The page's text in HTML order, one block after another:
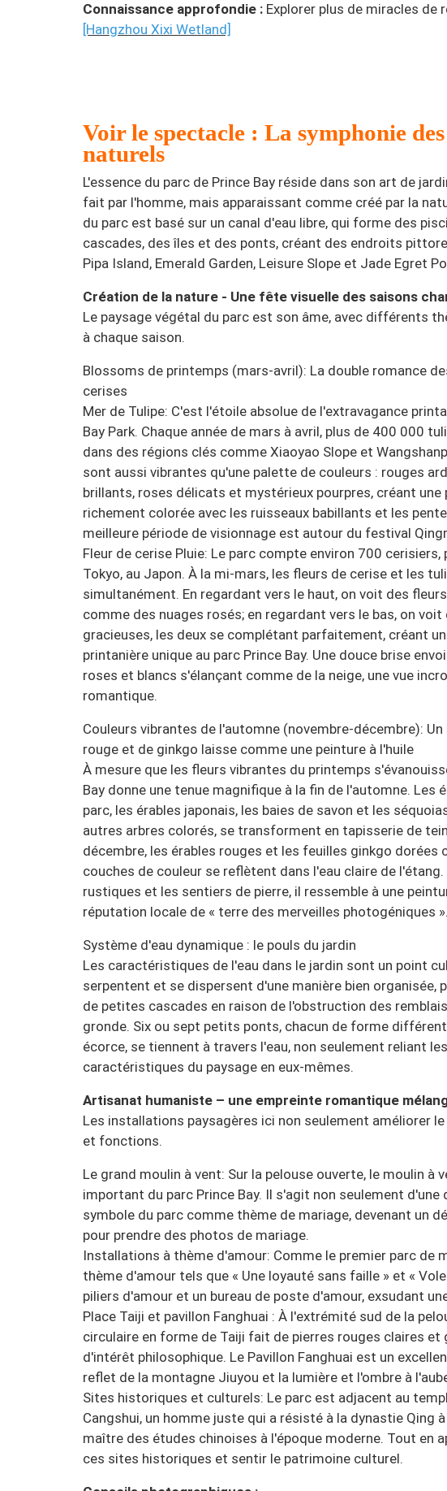
Connaissance approfondie : Explorer plus de miracles de
[Hangzhou Xixi Wetland]
Voir le spectacle : La symphonie
naturels
L'essence du parc de Prince Bay réside dans son art de
fait par l'homme, mais apparaissant comme créé par la
du parc est basé sur un canal d'eau libre, qui forme des
cascades, des îles et des ponts, créant des endroits
Pipa Island, Emerald Garden, Leisure Slope et Jade Egret
Création de la nature - Une fête visuelle des saisons
Le paysage végétal du parc est son âme, avec différents
à chaque saison.
Blossoms de printemps (mars-avril): La double romance
cerises
Mer de Tulipe: C'est l'étoile absolue de l'extravagance
Bay Park. Chaque année de mars à avril, plus de 400 000
dans des régions clés comme Xiaoyao Slope et
sont aussi vibrantes qu'une palette de couleurs : rouges
brillants, roses délicats et mystérieux pourpres, créant une
richement colorée avec les ruisseaux babillants et les
meilleure période de visionnage est autour du festival
Fleur de cerise Pluie: Le parc compte environ 700
Tokyo, au Japon. À la mi-mars, les fleurs de cerise et les
simultanément. En regardant vers le haut, on voit des
comme des nuages rosés; en regardant vers le bas, on voit
gracieuses, les deux se complétant parfaitement, créant
printanière unique au parc Prince Bay. Une douce brise
roses et blancs s'élançant comme de la neige, une vue
romantique.
Couleurs vibrantes de l'automne (novembre-décembre):
rouge et de ginkgo laisse comme une peinture à l'huile
À mesure que les fleurs vibrantes du printemps
Bay donne une tenue magnifique à la fin de l'automne. Les
parc, les érables japonais, les baies de savon et les
autres arbres colorés, se transforment en tapisserie de
décembre, les érables rouges et les feuilles ginkgo
couches de couleur se reflètent dans l'eau claire de
rustiques et les sentiers de pierre, il ressemble à une
réputation locale de « terre des merveilles photogéniques ».
Système d'eau dynamique : le pouls du jardin
Les caractéristiques de l'eau dans le jardin sont un point
serpentent et se dispersent d'une manière bien
de petites cascades en raison de l'obstruction des
gronde. Six ou sept petits ponts, chacun de forme
écorce, se tiennent à travers l'eau, non seulement reliant
caractéristiques du paysage en eux-mêmes.
Artisanat humaniste – une empreinte romantique
Les installations paysagères ici non seulement améliorer
et fonctions.
Le grand moulin à vent: Sur la pelouse ouverte, le moulin
important du parc Prince Bay. Il s'agit non seulement
symbole du parc comme thème de mariage, devenant un
pour prendre des photos de mariage.
Installations à thème d'amour: Comme le premier parc de
thème d'amour tels que « Une loyauté sans faille » et «
piliers d'amour et un bureau de poste d'amour, exsudant
Place Taiji et pavillon Fanghuai : À l'extrémité sud de la
circulaire en forme de Taiji fait de pierres rouges claires
d'intérêt philosophique. Le Pavillon Fanghuai est un
reflet de la montagne Jiuyou et la lumière et l'ombre à
Sites historiques et culturels: Le parc est adjacent au
Cangshui, un homme juste qui a résisté à la dynastie Qing
maître des études chinoises à l'époque moderne. Tout en
ces sites historiques et sentir le patrimoine culturel.